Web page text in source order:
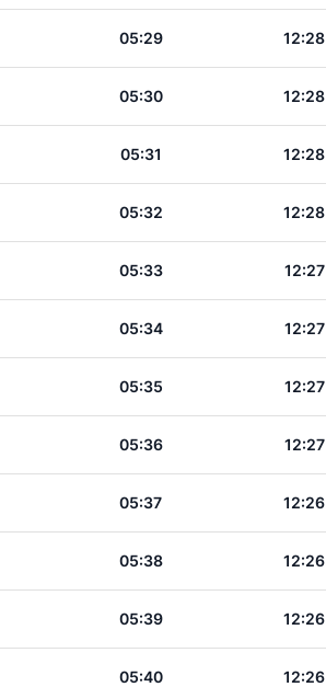
05:29 12:28
05:30 12:28
05:31 12:28
05:32 12:28
05:33 12:27
05:34 12:27
05:35 12:27
05:36 12:27
05:37 12:26
05:38 12:26
05:39 12:26
05:40 12:26